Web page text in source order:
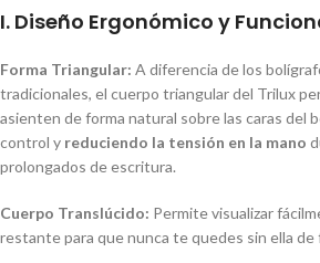
I. Diseño Ergonómico y
Forma Triangular: A diferencia de los
tradicionales, el cuerpo triangular del Trilux
asienten de forma natural sobre las caras del
control y reduciendo la tensión en la mano
prolongados de escritura.
Cuerpo Translúcido: Permite visualizar
restante para que nunca te quedes sin ella de